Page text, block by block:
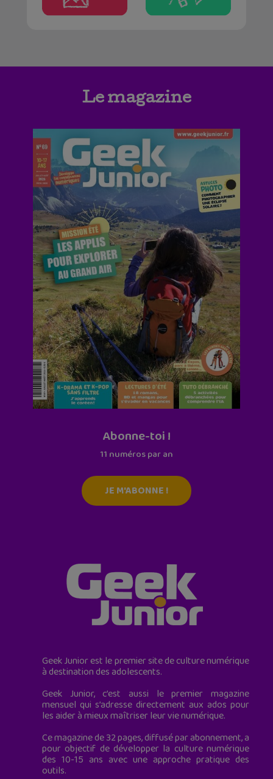
Le magazine
Abonne-toi !
11 numéros par an
JE M'ABONNE !
Geek Junior est le premier site de culture numérique
à destination des adolescents.
Geek Junior, c’est aussi le premier magazine
mensuel qui s’adresse directement aux ados pour
les aider à mieux maîtriser leur vie numérique.
Ce magazine de 32 pages, diffusé par abonnement, a
pour objectif de développer la culture numérique
des 10-15 ans avec une approche pratique des
outils.